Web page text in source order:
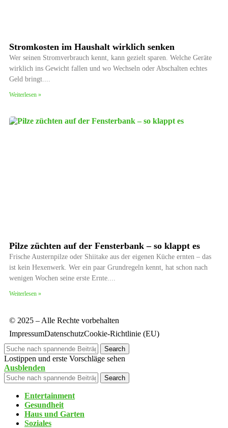
Stromkosten im Haushalt wirklich senken
Wer seinen Stromverbrauch kennt, kann gezielt sparen. Welche Geräte
wirklich ins Gewicht fallen und wo Wechseln oder Abschalten echtes
Geld bringt.
Weiterlesen »
Pilze züchten auf der Fensterbank – so klappt es
Frische Austernpilze oder Shiitake aus der eigenen Küche ernten – das
ist kein Hexenwerk. Wer ein paar Grundregeln kennt, hat schon nach
wenigen Wochen seine erste Ernte.
Weiterlesen »
© 2025 – Alle Rechte vorbehalten
ImpressumDatenschutzCookie-Richtlinie (EU)
Search
Lostippen und erste Vorschläge sehen
Ausblenden
Search
Entertainment
Gesundheit
Haus und Garten
Soziales